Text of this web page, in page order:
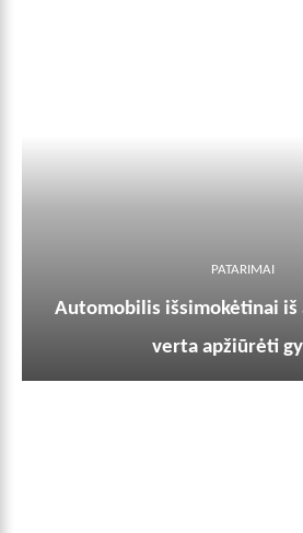
PATARIMAI
Automobilis išsimokėtinai iš
verta apžiūrėti